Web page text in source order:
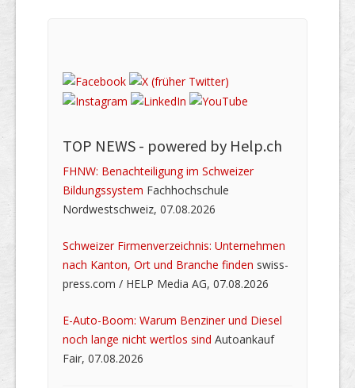
TOP NEWS - powered by Help.ch
FHNW: Benachteiligung im Schweizer
Bildungssystem Fachhochschule
Nordwestschweiz, 07.08.2026
Schweizer Firmenverzeichnis: Unternehmen
nach Kanton, Ort und Branche finden swiss-
press.com / HELP Media AG, 07.08.2026
E-Auto-Boom: Warum Benziner und Diesel
noch lange nicht wertlos sind Autoankauf
Fair, 07.08.2026